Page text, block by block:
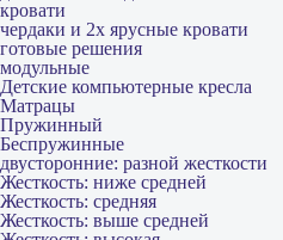
кровати
чердаки и 2х ярусные кровати
готовые решения
модульные
Детские компьютерные кресла
Матрацы
Пружинный
Беспружинные
двусторонние: разной жесткости
Жесткость: ниже средней
Жесткость: средняя
Жесткость: выше средней